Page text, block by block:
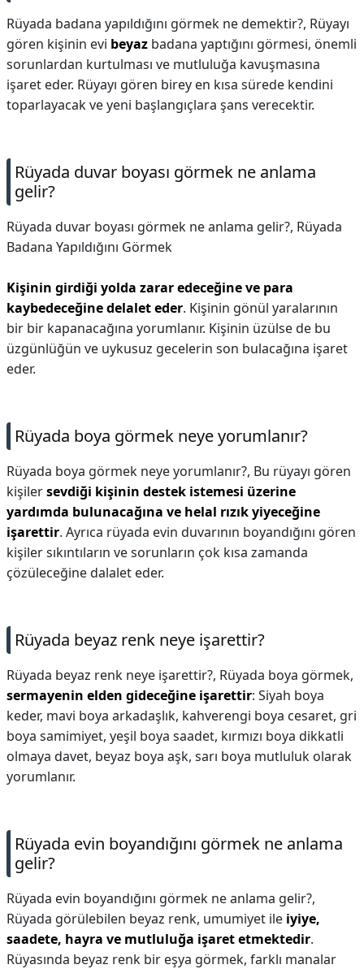
Rüyada badana yapıldığını görmek ne demektir?, Rüyayı
gören kişinin evi beyaz badana yaptığını görmesi, önemli
sorunlardan kurtulması ve mutluluğa kavuşmasına
işaret eder. Rüyayı gören birey en kısa sürede kendini
toparlayacak ve yeni başlangıçlara şans verecektir.
Rüyada duvar boyası görmek ne anlama
gelir?
Rüyada duvar boyası görmek ne anlama gelir?, Rüyada
Badana Yapıldığını Görmek
Kişinin girdiği yolda zarar edeceğine ve para
kaybedeceğine delalet eder. Kişinin gönül yaralarının
bir bir kapanacağına yorumlanır. Kişinin üzülse de bu
üzgünlüğün ve uykusuz gecelerin son bulacağına işaret
eder.
Rüyada boya görmek neye yorumlanır?
Rüyada boya görmek neye yorumlanır?, Bu rüyayı gören
kişilersevdiği kişinin destek istemesi üzerine
yardımda bulunacağına ve helal rızık yiyeceğine
işarettir. Ayrıca rüyada evin duvarının boyandığını gören
kişiler sıkıntıların ve sorunların çok kısa zamanda
çözüleceğine dalalet eder.
Rüyada beyaz renk neye işarettir?
Rüyada beyaz renk neye işarettir?, Rüyada boya görmek,
sermayenin elden gideceğine işarettir: Siyah boya
keder, mavi boya arkadaşlık, kahverengi boya cesaret, gri
boya samimiyet, yeşil boya saadet, kırmızı boya dikkatli
olmaya davet, beyaz boya aşk, sarı boya mutluluk olarak
yorumlanır.
Rüyada evin boyandığını görmek ne anlama
gelir?
Rüyada evin boyandığını görmek ne anlama gelir?,
Rüyada görülebilen beyaz renk, umumiyet ile iyiye,
saadete, hayra ve mutluluğa işaret etmektedir.
Rüyasında beyaz renk bir eşya görmek, farklı manalar